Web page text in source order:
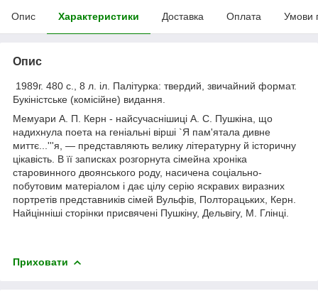
Опис Характеристики Доставка Оплата Умови
Опис
1989г. 480 с., 8 л. іл. Палітурка: твердий, звичайний формат.
Букіністське (комісійне) видання.
Мемуари А. П. Керн - найсучаснішиці А. С. Пушкіна, що
надихнула поета на геніальні вірші `Я пам'ятала дивне
миттє...'''я, — представляють велику літературну й історичну
цікавість. В її записках розгорнута сімейна хроніка
старовинного двоянського роду, насичена соціально-
побутовим матеріалом і дає цілу серію яскравих виразних
портретів представників сімей Вульфів, Полторацьких, Керн.
Найцінніші сторінки присвячені Пушкіну, Дельвігу, М. Глінці.
Приховати